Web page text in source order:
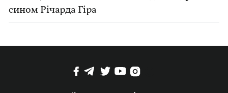
сином Річарда Гіра